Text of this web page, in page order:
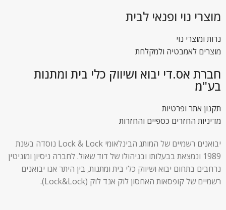
מוצרי נוי ופנאי לבית
נרות ומוצרי נוי
מוצרים לאמבטיה ולמקלחת
חברת אס.די יבוא ושיווק כלי בית ומתנות
בע"מ
תקנון אתר ופרטיות
מדיניות החזרים כספיים והחזרות
יבואנים רשמיים של המותג הבינלאומי Lock & Lock נוסדה בשנת
1989 ונמצאת בבעלותו ובניהולו של דוד שאול. לחברה ניסיון ומוניטין
נרחבים בתחום יבוא ושיווק כלי בית ומתנות, בין היתר אנו יבואנים
רשמיים של קופסאות האחסון לוק אנד לוק (Lock&Lock).